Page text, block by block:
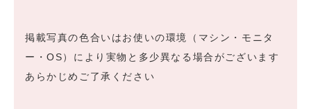
掲載写真の色合いはお使いの環境（マシン・モニタ
ー・OS）により実物と多少異なる場合がございます
あらかじめご了承ください